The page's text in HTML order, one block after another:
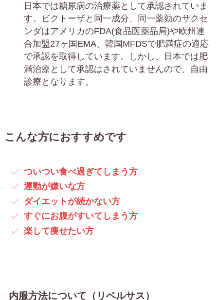
日本では糖尿病の治療薬として承認されていま
す。ビクトーザと同一成分、同一薬効のサクセ
ンダはアメリカのFDA(食品医薬品局)や欧州連
合加盟27ヶ国EMA、韓国MFDSで肥満症の適応
で承認を取得しています。しかし、日本では肥
満治療として承認はされていませんので、自由
診療となります。
こんな方におすすめです
ついつい食べ過ぎてしまう方
運動が嫌いな方
ダイエットが続かない方
すぐにお腹がすいてしまう方
楽して痩せたい方
内服方法について（リベルサス）